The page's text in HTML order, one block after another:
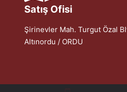
Satış Ofisi
Şirinevler Mah. Turgut Özal
Altınordu / ORDU